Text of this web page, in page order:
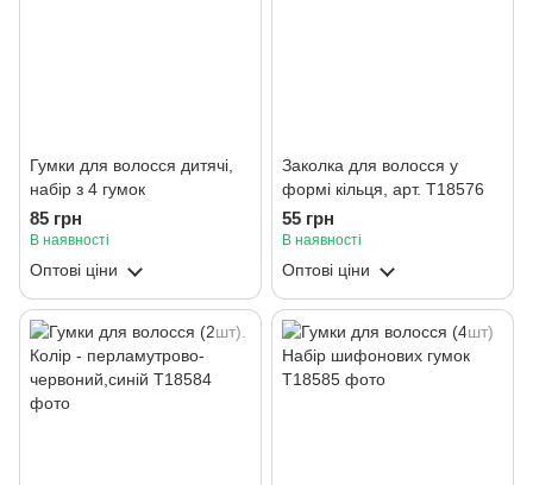
Гумки для волосся дитячі,
набір з 4 гумок
85 грн
В наявності
Оптові ціни
Заколка для волосся у
формі кільця, арт. T18576
55 грн
В наявності
Оптові ціни